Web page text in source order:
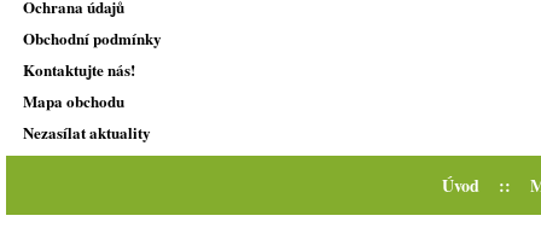
Ochrana údajů
Obchodní podmínky
Kontaktujte nás!
Mapa obchodu
Nezasílat aktuality
Úvod ::